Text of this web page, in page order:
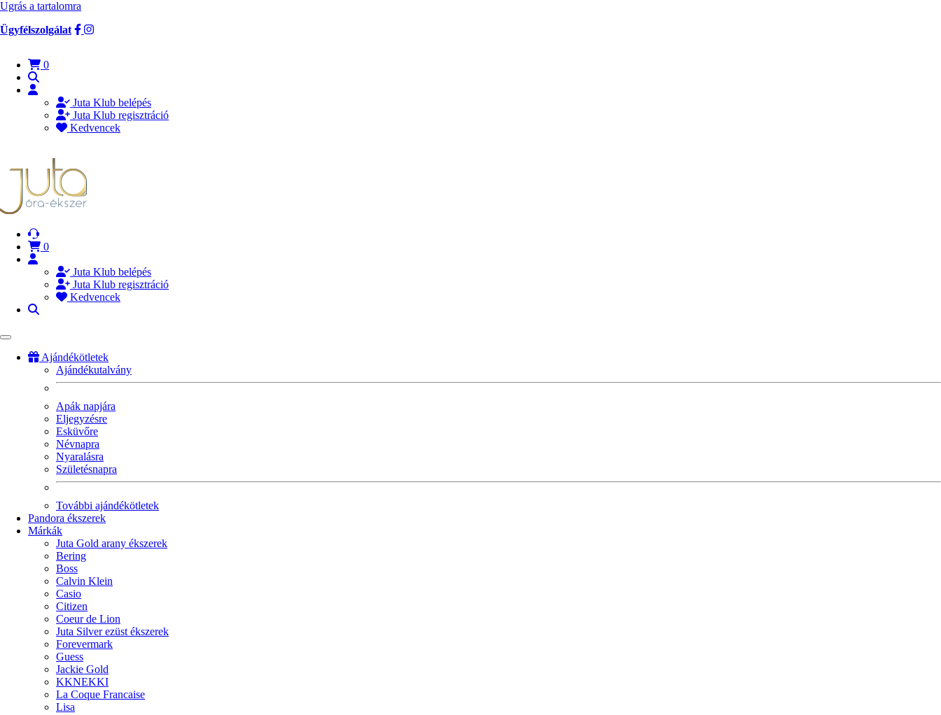
Ugrás a tartalomra
Ügyfélszolgálat
0
Juta Klub belépés
Juta Klub regisztráció
Kedvencek
0
Juta Klub belépés
Juta Klub regisztráció
Kedvencek
Ajándékötletek
Ajándékutalvány
Apák napjára
Eljegyzésre
Esküvőre
Névnapra
Nyaralásra
Születésnapra
További ajándékötletek
Pandora ékszerek
Márkák
Juta Gold arany ékszerek
Bering
Boss
Calvin Klein
Casio
Citizen
Coeur de Lion
Juta Silver ezüst ékszerek
Forevermark
Guess
Jackie Gold
KKNEKKI
La Coque Francaise
Lisa